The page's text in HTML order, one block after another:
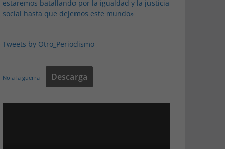
estaremos batallando por la igualdad y la justicia
social hasta que dejemos este mundo»
Tweets by Otro_Periodismo
No a la guerra Descarga